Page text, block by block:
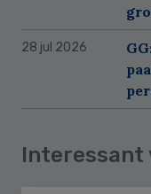
28 jul 2026
Interessant